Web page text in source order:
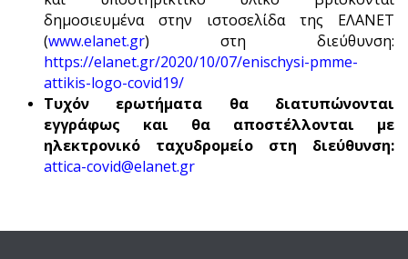
δημοσιευμένα στην ιστοσελίδα της ΕΛΑΝΕΤ
(www.elanet.gr) στη διεύθυνση:
https://elanet.gr/2020/10/07/enischysi-pmme-
attikis-logo-covid19/
Τυχόν ερωτήματα θα διατυπώνονται
εγγράφως και θα αποστέλλονται με
ηλεκτρονικό ταχυδρομείο στη διεύθυνση:
attica-covid@elanet.gr